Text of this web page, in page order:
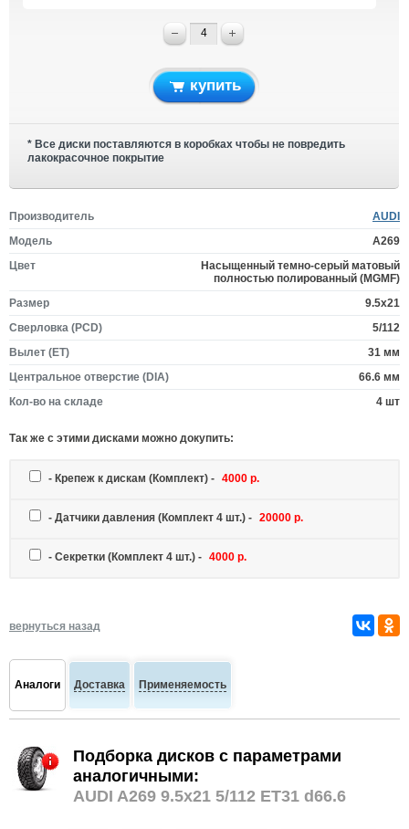
купить
* Все диски поставляются в коробках чтобы не повредить
лакокрасочное покрытие
Производитель
AUDI
Модель
A269
Цвет
Насыщенный темно-серый матовый
полностью полированный (MGMF)
Размер
9.5x21
Сверловка (PCD)
5/112
Вылет (ET)
31 мм
Центральное отверстие (DIA)
66.6 мм
Кол-во на складе
4 шт
Так же c этими дисками можно докупить:
- Крепеж к дискам (Комплект) - 4000 р.
- Датчики давления (Комплект 4 шт.) - 20000 р.
- Секретки (Комплект 4 шт.) - 4000 р.
вернуться назад
Аналоги Доставка Применяемость
Подборка дисков с параметрами
аналогичными:
AUDI A269 9.5x21 5/112 ET31 d66.6